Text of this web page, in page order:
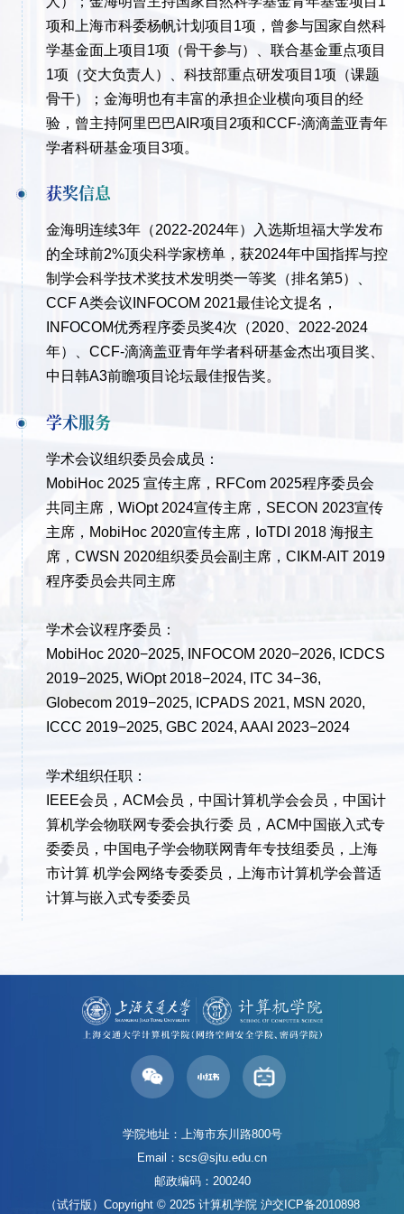
项和上海市科委杨帆计划项目1项，曾参与国家自然科
学基金面上项目1项（骨干参与）、联合基金重点项目
1项（交大负责人）、科技部重点研发项目1项（课题
骨干）；金海明也有丰富的承担企业横向项目的经
验，曾主持阿里巴巴AIR项目2项和CCF-滴滴盖亚青年
学者科研基金项目3项。
获奖信息
金海明连续3年（2022-2024年）入选斯坦福大学发布
的全球前2%顶尖科学家榜单，获2024年中国指挥与控
制学会科学技术奖技术发明类一等奖（排名第5）、
CCF A类会议INFOCOM 2021最佳论文提名，
INFOCOM优秀程序委员奖4次（2020、2022-2024
年）、CCF-滴滴盖亚青年学者科研基金杰出项目奖、
中日韩A3前瞻项目论坛最佳报告奖。
学术服务
学术会议组织委员会成员：
MobiHoc 2025 宣传主席，RFCom 2025程序委员会
共同主席， WiOpt 2024宣传主席，SECON 2023宣传
主席，MobiHoc 2020宣传主席，IoTDI 2018 海报主
席，CWSN 2020组织委员会副主席，CIKM-AIT 2019
程序委员会共同主席
学术会议程序委员：
MobiHoc 2020−2025, INFOCOM 2020−2026, ICDCS
2019−2025, WiOpt 2018−2024, ITC 34−36,
Globecom 2019−2025, ICPADS 2021, MSN 2020,
ICCC 2019−2025, GBC 2024, AAAI 2023−2024
学术组织任职：
IEEE会员，ACM会员，中国计算机学会会员，中国计
算机学会物联网专委会执行委 员，ACM中国嵌入式专
委委员，中国电子学会物联网青年专技组委员，上海
市计算 机学会网络专委委员，上海市计算机学会普适
计算与嵌入式专委委员
学院地址：上海市东川路800号
Email：scs@sjtu.edu.cn
邮政编码：200240
（试行版）Copyright © 2025 计算机学院 沪交ICP备2010898